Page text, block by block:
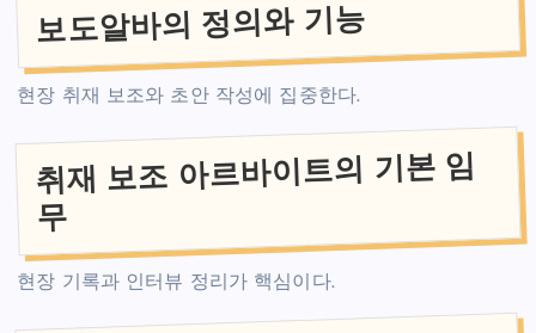
보도알바의 정의와 기능
현장 취재 보조와 초안 작성에 집중한다.
취재 보조 아르바이트의 기본 임
무
현장 기록과 인터뷰 정리가 핵심이다.